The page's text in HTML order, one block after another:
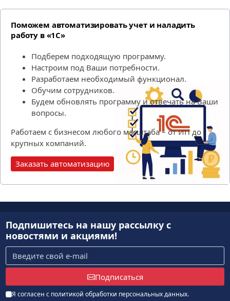
Поможем автоматизировать учет и наладить
работу в «1С»
Подберем подходящую программу.
Настроим под Ваши потребности.
Разработаем необходимый функционал.
Обучим сотрудников.
Будем обновлять программу и отвечать на Ваши
вопросы.
Работаем с бизнесом любого масштаба – от ИП до
крупных компаний.
Заказать автоматизацию
Подпишитесь на нашу рассылкус
новостями и акциями!
Подписаться
Я согласен с политикой обработки персональных данных.